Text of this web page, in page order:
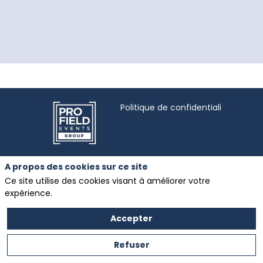
Salon des ETARF
organisé par
Profield Events
Politique de confidentialité
Mentions légales
A propos des cookies sur ce site
Ce site utilise des cookies visant à améliorer votre
expérience.
Accepter
Refuser